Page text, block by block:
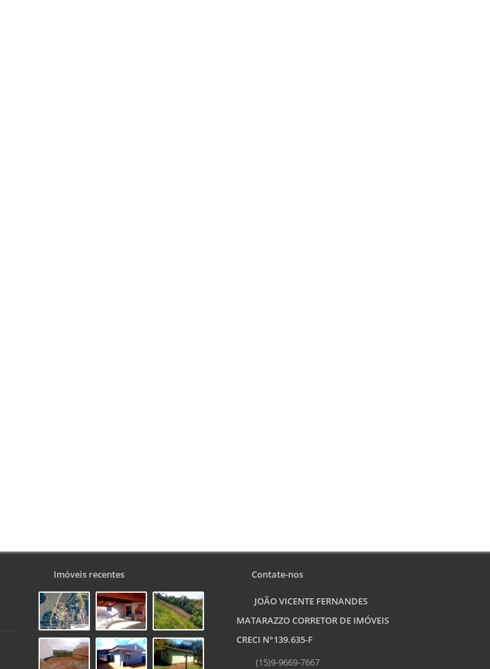
Imóveis recentes Contate-nos
JOÃO VICENTE FERNANDES
MATARAZZO CORRETOR DE IMÓVEIS
CRECI N°139.635-F
(15)9-9669-7667